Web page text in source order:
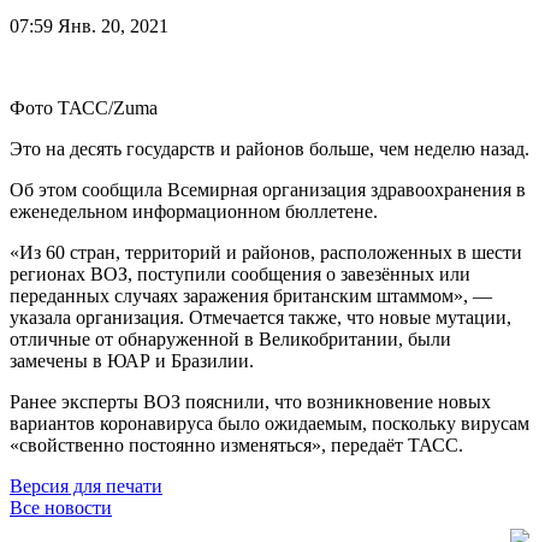
07:59 Янв. 20, 2021
Фото ТАСС/Zuma
Это на десять государств и районов больше, чем неделю назад.
Об этом сообщила Всемирная организация здравоохранения в
еженедельном информационном бюллетене.
«Из 60 стран, территорий и районов, расположенных в шести
регионах ВОЗ, поступили сообщения о завезённых или
переданных случаях заражения британским штаммом», —
указала организация. Отмечается также, что новые мутации,
отличные от обнаруженной в Великобритании, были
замечены в ЮАР и Бразилии.
Ранее эксперты ВОЗ пояснили, что возникновение новых
вариантов коронавируса было ожидаемым, поскольку вирусам
«свойственно постоянно изменяться», передаёт ТАСС.
Версия для печати
Все новости